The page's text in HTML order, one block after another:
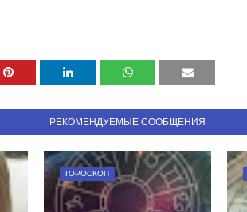
РЕКОМЕНДУЕМЫЕ СООБЩЕНИЯ
ГОРОСКОП